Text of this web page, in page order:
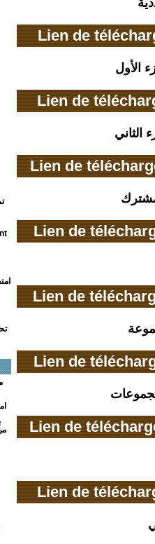
Lien de
الأول
Lien de
الثاني
Lien de
Lien de
Lien de
Lien de
Lien de
Lien de